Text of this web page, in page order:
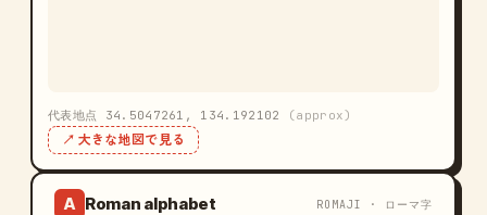
代表地点 34.5047261, 134.192102 (approx)
↗ 大きな地図で見る
A Roman alphabet ROMAJI · ローマ字